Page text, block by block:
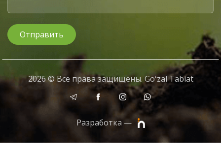
Отправить
2026 © Все права защищены. Goʻzal Tabiat
Разработка —